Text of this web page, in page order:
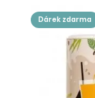
dárek zdarma